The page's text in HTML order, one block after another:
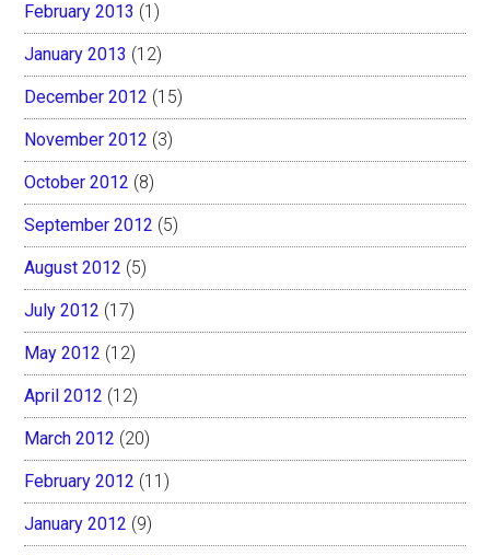
February 2013 (1)
January 2013 (12)
December 2012 (15)
November 2012 (3)
October 2012 (8)
September 2012 (5)
August 2012 (5)
July 2012 (17)
May 2012 (12)
April 2012 (12)
March 2012 (20)
February 2012 (11)
January 2012 (9)